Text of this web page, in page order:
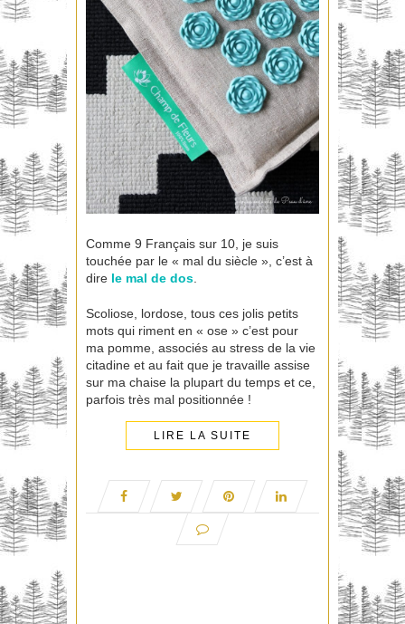
Comme 9 Français sur 10, je suis
touchée par le « mal du siècle », c’est à
dire le mal de dos
Scoliose, lordose, tous ces jolis petits
mots qui riment en « ose » c’est pour
ma pomme, associés au stress de la vie
citadine et au fait que je travaille assise
sur ma chaise la plupart du temps et ce,
parfois très mal positionnée !
LIRE LA SUITE